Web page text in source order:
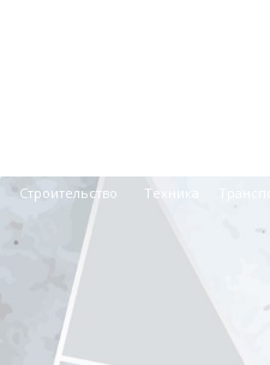
Строительство Техника